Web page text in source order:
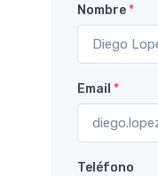
Nombre*
Email *
Teléfono